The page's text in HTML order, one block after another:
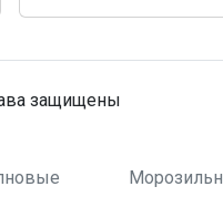
защищены